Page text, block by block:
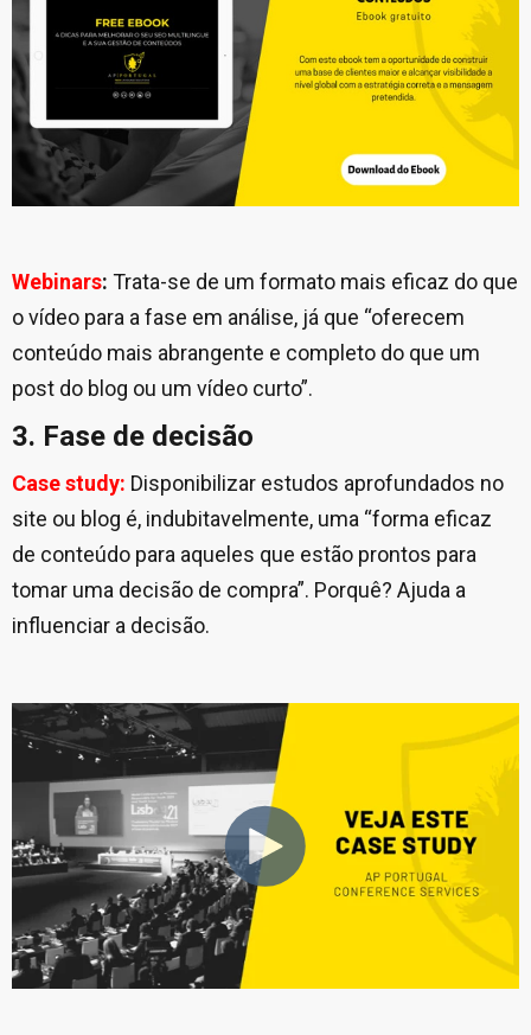
Webinars: Trata-se de um formato mais eficaz do que
o vídeo para a fase em análise, já que “oferecem
conteúdo mais abrangente e completo do que um
post do blog ou um vídeo curto”.
3. Fase de decisão
Case study: Disponibilizar estudos aprofundados no
site ou blog é, indubitavelmente, uma “forma eficaz
de conteúdo para aqueles que estão prontos para
tomar uma decisão de compra”. Porquê? Ajuda a
influenciar a decisão.